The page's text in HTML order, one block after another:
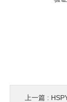
上一篇 :